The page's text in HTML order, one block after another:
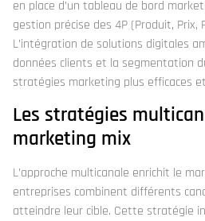
en place d’un tableau de bord
gestion précise des 4P (Produit, Prix,
L’intégration de solutions digitales
données clients et la segmentation
stratégies marketing plus efficaces
Les stratégies
marketing mix
L’approche multicanale enrichit le
entreprises combinent différents
atteindre leur cible. Cette stratégie